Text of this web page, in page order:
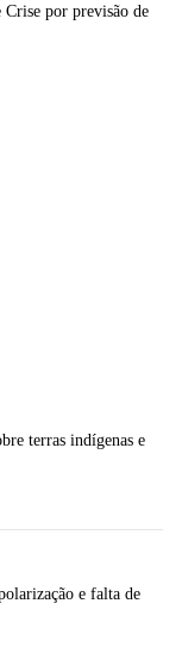
Crise por previsão de
terras indígenas e
e falta de